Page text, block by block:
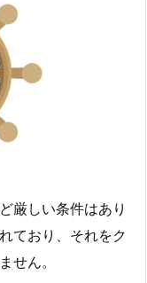
厳しい条件はあり
ており、それをク
せん。